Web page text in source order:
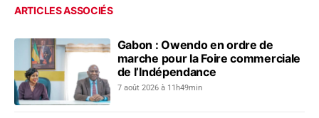
ARTICLES ASSOCIÉS
Gabon : Owendo en ordre de
marche pour la Foire commerciale
de l’Indépendance
7 août 2026 à 11h49min